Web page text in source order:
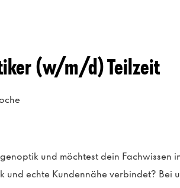
(w/m/d) Teilzeit
und möchtest dein Fachwissen
und echte Kundennähe verbindet? Bei